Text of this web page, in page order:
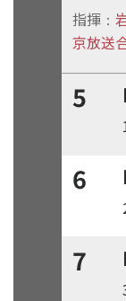
指揮 ：
京放送
5
6
7